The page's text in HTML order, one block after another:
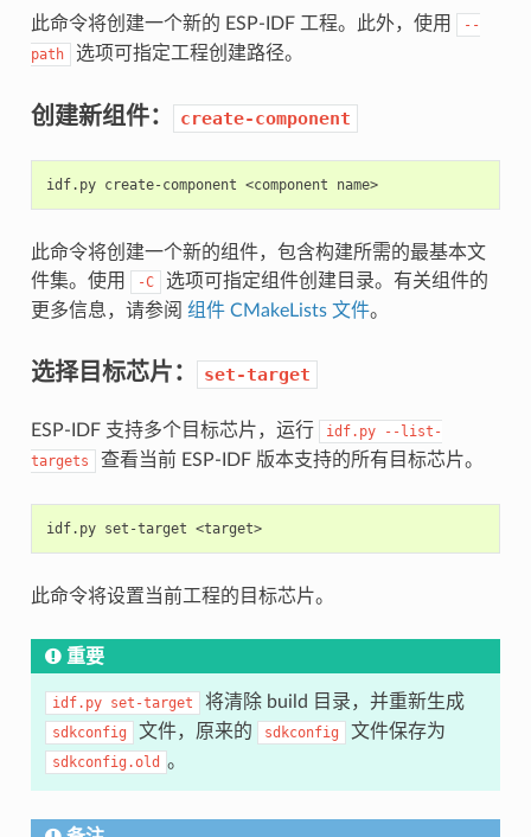
此命令将创建一个新的 ESP-IDF 工程。此外，使用
--
path
选项可指定工程创建路径。
创建新组件： create-component
idf.py create-component <component name>
此命令将创建一个新的组件，包含构建所需的最基本文
件集。使用
-C
选项可指定组件创建目录。有关组件的
更多信息，请参阅 组件 CMakeLists 文件。
选择目标芯片： set-target
ESP-IDF 支持多个目标芯片，运行 idf.py
--list-
targets
查看当前 ESP-IDF 版本支持的所有目标芯片。
idf.py set-target <target>
此命令将设置当前工程的目标芯片。
重要
idf.py set-target 将清除 build 目录，并重新生成
sdkconfig 文件，原来的 sdkconfig 文件保存为
sdkconfig.old 。